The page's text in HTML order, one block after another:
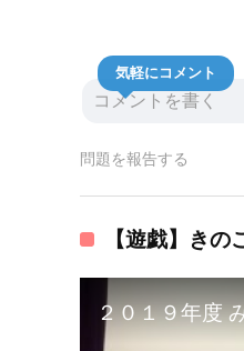
気軽にコメント
問題を報告する
【遊戯】き
２０１９年度